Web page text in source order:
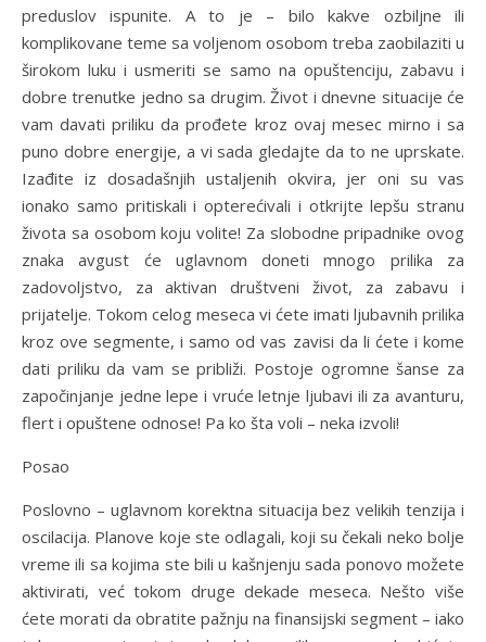
preduslov ispunite. A to je – bilo kakve ozbiljne ili
komplikovane teme sa voljenom osobom treba zaobilaziti u
širokom luku i usmeriti se samo na opuštenciju, zabavu i
dobre trenutke jedno sa drugim. Život i dnevne situacije će
vam davati priliku da prođete kroz ovaj mesec mirno i sa
puno dobre energije, a vi sada gledajte da to ne uprskate.
Izađite iz dosadašnjih ustaljenih okvira, jer oni su vas
ionako samo pritiskali i opterećivali i otkrijte lepšu stranu
života sa osobom koju volite! Za slobodne pripadnike ovog
znaka avgust će uglavnom doneti mnogo prilika za
zadovoljstvo, za aktivan društveni život, za zabavu i
prijatelje. Tokom celog meseca vi ćete imati ljubavnih prilika
kroz ove segmente, i samo od vas zavisi da li ćete i kome
dati priliku da vam se približi. Postoje ogromne šanse za
započinjanje jedne lepe i vruće letnje ljubavi ili za avanturu,
flert i opuštene odnose! Pa ko šta voli – neka izvoli!
Posao
Poslovno – uglavnom korektna situacija bez velikih tenzija i
oscilacija. Planove koje ste odlagali, koji su čekali neko bolje
vreme ili sa kojima ste bili u kašnjenju sada ponovo možete
aktivirati, već tokom druge dekade meseca. Nešto više
ćete morati da obratite pažnju na finansijski segment – iako